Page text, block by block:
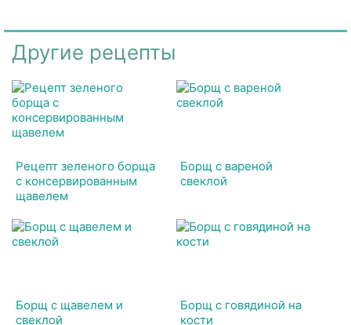
Другие рецепты
Рецепт зеленого борща
с консервированным
щавелем
Борщ с вареной
свеклой
Борщ с щавелем и
свеклой
Борщ с говядиной на
кости